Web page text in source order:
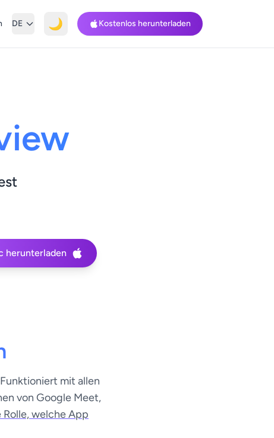
DE 🌙 Kostenlos herunterladen
herunterladen
mit allen
von Google Meet,
welche App